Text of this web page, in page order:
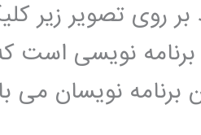
بر روی تصویر زیر
برنامه نویسی
برنامه نویسان